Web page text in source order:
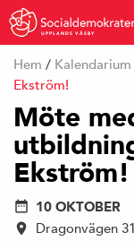
UPPLANDS VÄSBY
Hem / Kalendarium
Ekström!
Möte
Ekström!
10 OKTOBER
Dragonvägen